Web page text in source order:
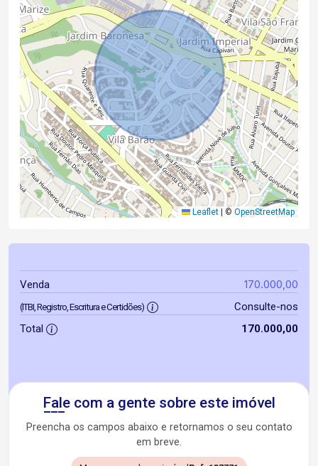
Leaflet | © OpenStreetMap
Venda 170.000,00
(ITBI, Registro, Escritura e Certidões)
Consulte-nos
Total
170.000,00
Fale com a gente sobre este imóvel
Preencha os campos abaixo e retornamos o seu contato
em breve.